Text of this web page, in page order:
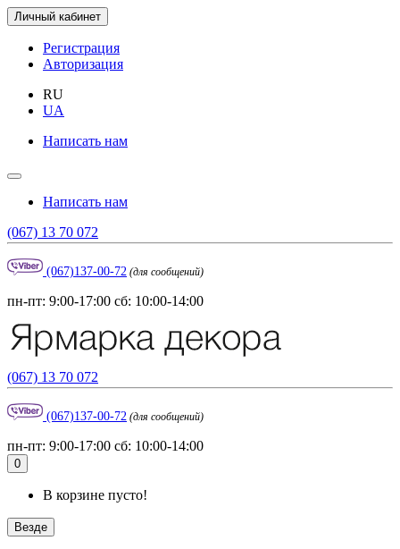
Личный кабинет
Регистрация
Авторизация
RU
UA
Написать нам
Написать нам
(067) 13 70 072
(067)137-00-72 (для сообщений)
пн-пт: 9:00-17:00 сб: 10:00-14:00
(067) 13 70 072
(067)137-00-72 (для сообщений)
пн-пт: 9:00-17:00 сб: 10:00-14:00
0
В корзине пусто!
Везде